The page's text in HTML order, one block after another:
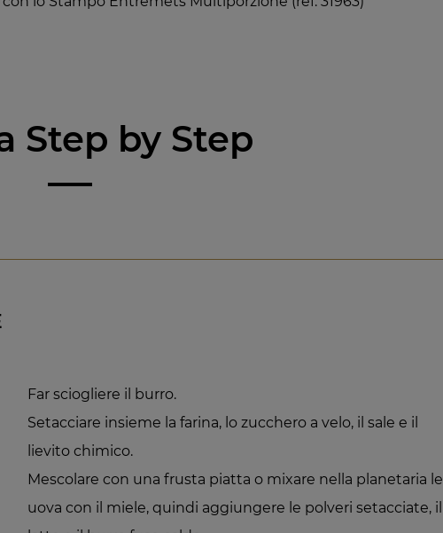
Step by Step
Far sciogliere il burro.
Setacciare insieme la farina, lo zucchero a velo, il sale e il
lievito chimico.
Mescolare con una frusta piatta o mixare nella planetaria le
uova con il miele, quindi aggiungere le polveri setacciate, il